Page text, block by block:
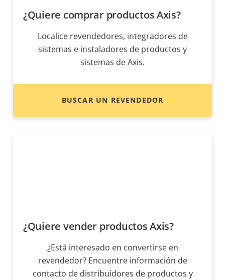
¿Quiere comprar productos Axis?
Localice revendedores, integradores de
sistemas e instaladores de productos y
sistemas de Axis.
BUSCAR UN REVENDEDOR
¿Quiere vender productos Axis?
¿Está interesado en convertirse en
revendedor? Encuentre información de
contacto de distribuidores de productos y